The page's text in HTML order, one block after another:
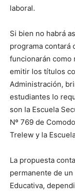
laboral.
Si bien no habrá
programa contará
funcionarán como
emitir los títulos
Administración,
estudiantes lo
son la Escuela
Nº 769 de
Trelew y la
La propuesta
permanente de
Educativa,